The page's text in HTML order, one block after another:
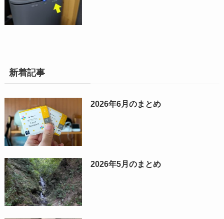
新着記事
2026年6月のまとめ
2026年5月のまとめ